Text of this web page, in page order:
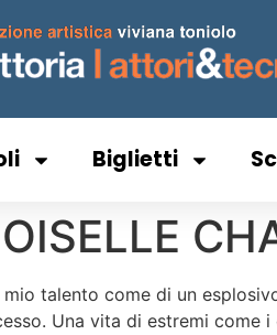
Biglietti
talento come di un
Una vita di estremi come